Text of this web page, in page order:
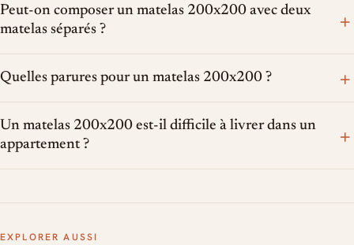
Peut-on composer un matelas 200x200 avec deux
matelas séparés ?
+
Quelles parures pour un matelas 200x200 ? +
Un matelas 200x200 est-il difficile à livrer dans un
appartement ?
+
EXPLORER AUSSI